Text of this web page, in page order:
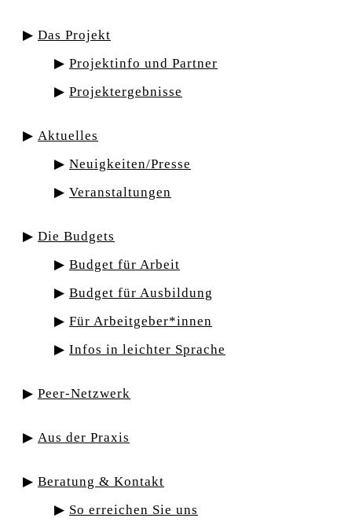
Das Projekt
Projektinfo und Partner
Projektergebnisse
Aktuelles
Neuigkeiten/Presse
Veranstaltungen
Die Budgets
Budget für Arbeit
Budget für Ausbildung
Für Arbeitgeber*innen
Infos in leichter Sprache
Peer-Netzwerk
Aus der Praxis
Beratung & Kontakt
So erreichen Sie uns